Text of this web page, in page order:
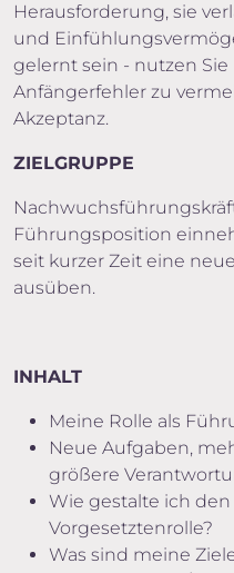
Herausforderung, sie
und
gelernt sein - nutzen Sie
Anfängerfehler zu
Akzeptanz.
ZIELGRUPPE
Führungsposition
seit kurzer Zeit eine
ausüben.
INHALT
Meine Rolle als
Neue Aufgaben,
größere
Wie gestalte ich
Vorgesetztenrolle?
Was sind meine